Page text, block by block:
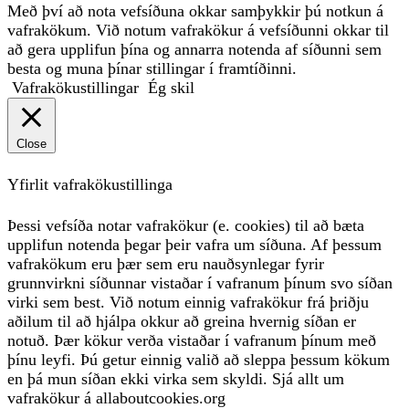
Með því að nota vefsíðuna okkar samþykkir þú notkun á
vafrakökum. Við notum vafrakökur á vefsíðunni okkar til
að gera upplifun þína og annarra notenda af síðunni sem
besta og muna þínar stillingar í framtíðinni.
Vafrakökustillingar Ég skil
Close
Yfirlit vafrakökustillinga
Þessi vefsíða notar vafrakökur (e. cookies) til að bæta
upplifun notenda þegar þeir vafra um síðuna. Af þessum
vafrakökum eru þær sem eru nauðsynlegar fyrir
grunnvirkni síðunnar vistaðar í vafranum þínum svo síðan
virki sem best. Við notum einnig vafrakökur frá þriðju
aðilum til að hjálpa okkur að greina hvernig síðan er
notuð. Þær kökur verða vistaðar í vafranum þínum með
þínu leyfi. Þú getur einnig valið að sleppa þessum kökum
en þá mun síðan ekki virka sem skyldi. Sjá allt um
vafrakökur á allaboutcookies.org